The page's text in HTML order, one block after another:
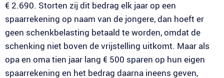
€ 2.690. Storten zij dit bedrag elk jaar op een
spaarrekening op naam van de jongere, dan hoeft er
geen schenkbelasting betaald te worden, omdat de
schenking niet boven de vrijstelling uitkomt. Maar als
opa en oma tien jaar lang € 500 sparen op hun eigen
spaarrekening en het bedrag daarna ineens geven,